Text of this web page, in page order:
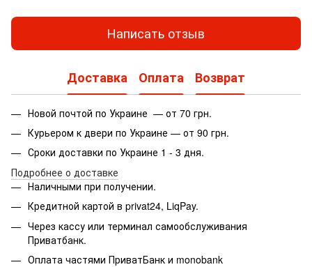
Написать отзыв
Доставка Оплата Возврат
Новой почтой по Украине — от 70 грн.
Курьером к двери по Украине — от 90 грн.
Сроки доставки по Украине 1 - 3 дня.
Подробнее о доставке
Наличными при получении.
Кредитной картой в privat24, LiqPay.
Через кассу или терминал самообслуживания
Приватбанк.
Оплата частями ПриватБанк и monobank